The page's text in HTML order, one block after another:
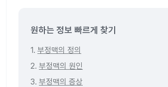
원하는 정보 빠르게 찾기
1. 부정맥의 정의
2. 부정맥의 원인
3. 부정맥의 증상